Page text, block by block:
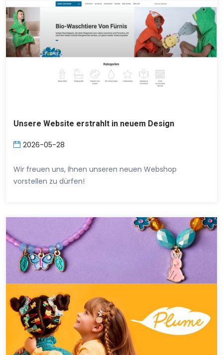
Unsere Website erstrahlt in neuem Design
2026-05-28
Wir freuen uns, Ihnen unseren neuen Webshop
vorstellen zu dürfen!